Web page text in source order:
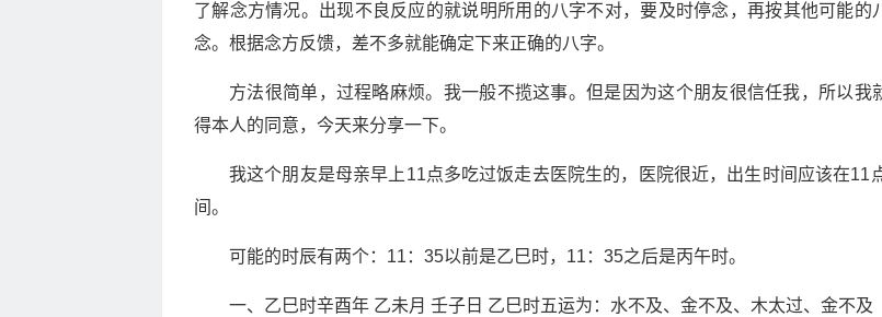
了解念方情况。出现不良反应的就说明所用的八字不对，要及时停念，再按其他可能的
念。根据念方反馈，差不多就能确定下来正确的八字。
方法很简单，过程略麻烦。我一般不揽这事。但是因为这个朋友很信任我，所以我
得本人的同意，今天来分享一下。
我这个朋友是母亲早上11点多吃过饭走去医院生的，医院很近，出生时间应该在11
间。
可能的时辰有两个：11：35以前是乙巳时，11：35之后是丙午时。
一、乙巳时辛酉年 乙未月 壬子日 乙巳时五运为：水不及、金不及、木太过、金不及